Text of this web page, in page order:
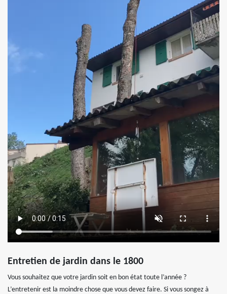
Entretien de jardin dans le 1800
Vous souhaitez que votre jardin soit en bon état toute l’année ?
L’entretenir est la moindre chose que vous devez faire. Si vous songez à